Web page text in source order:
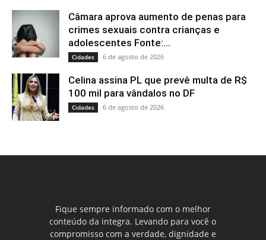
Câmara aprova aumento de penas para
crimes sexuais contra crianças e
adolescentes Fonte:...
Cidades 6 de agosto de 2026
Celina assina PL que prevê multa de R$
100 mil para vândalos no DF
Cidades 6 de agosto de 2026
Fique sempre informado com o melhor
conteúdo da integra. Levando para você o
compromisso com a verdade, dignidade e